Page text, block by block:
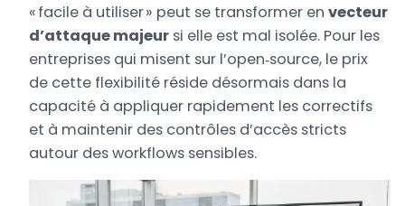
« facile à utiliser » peut se transformer envecteur
d’attaque majeur si elle est mal isolée. Pour les
entreprises qui misent sur l’open‑source, le prix
de cette flexibilité réside désormais dans la
capacité à appliquer rapidement les correctifs
et à maintenir des contrôles d’accès stricts
autour des workflows sensibles.